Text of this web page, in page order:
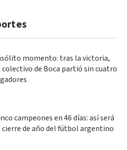
momento: tras la victoria,
colectivo de Boca partió sin cuatro
campeones en 46 días: así será
cierre de año del fútbol argentino